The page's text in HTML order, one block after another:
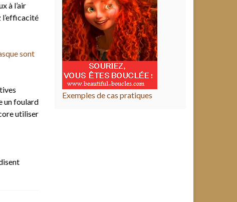
à l’air
sont
un foulard
utiliser
Exemples de cas pratiques